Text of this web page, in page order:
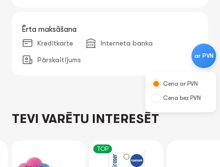
Ērta maksāšana
Kredītkarte Interneta banka
Pārskaitījums
TEVI VARĒTU INTERESĒT
TOP
ar PVN
Cena ar PVN
Cena bez PVN